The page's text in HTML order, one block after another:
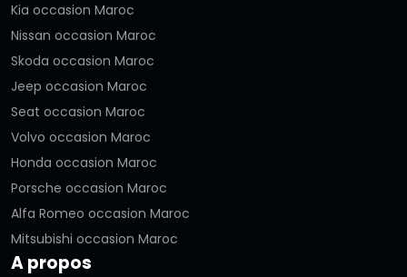
Kia occasion Maroc
Nissan occasion Maroc
Skoda occasion Maroc
Jeep occasion Maroc
Seat occasion Maroc
Volvo occasion Maroc
Honda occasion Maroc
Porsche occasion Maroc
Alfa Romeo occasion Maroc
Mitsubishi occasion Maroc
A propos